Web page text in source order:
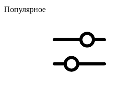
Популярное